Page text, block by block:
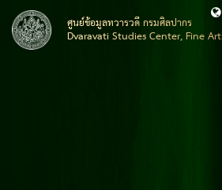
ศูนย์ข้อมูลทวารวดี กรมศิลปากร
Dvaravati Studies Center, Fine